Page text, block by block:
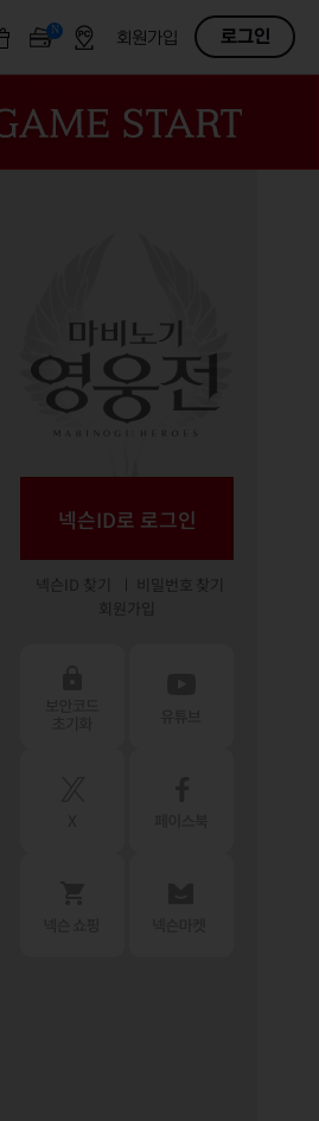
N OFF회원가입 로그인
넥슨ID로 로그인
넥슨ID 찾기
비밀번호 찾기
회원가입